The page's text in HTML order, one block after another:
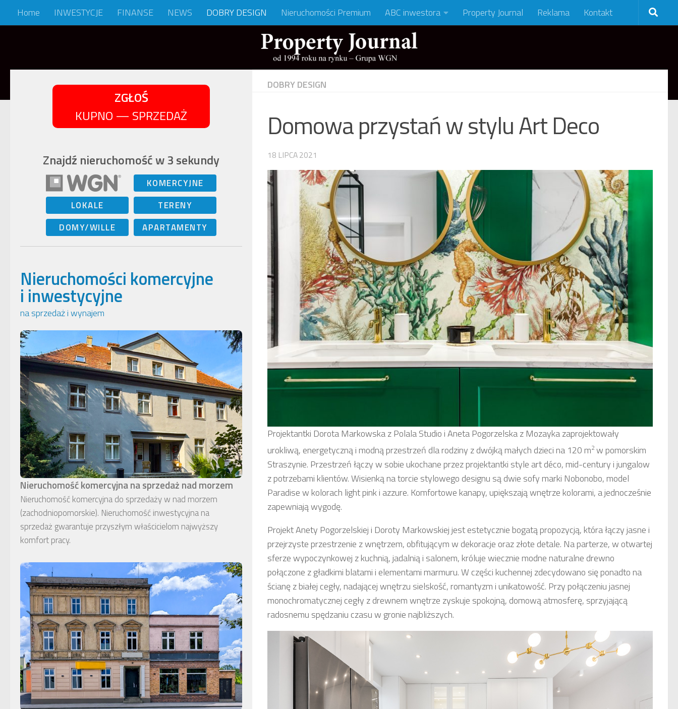
Skip to content
Home INWESTYCJE FINANSE NEWS DOBRY DESIGN Nieruchomości Premium ABC inwestora Property Journal Reklama Kontakt
DOBRY DESIGN
Domowa przystań w stylu Art Deco
18 LIPCA 2021
Projektantki Dorota Markowska z Polala Studio i Aneta Pogorzelska z Mozayka zaprojektowały
urokliwą, energetyczną i modną przestrzeń dla rodziny z dwójką małych dzieci na 120 m2 w pomorskim
Straszynie. Przestrzeń łączy w sobie ukochane przez projektantki style art déco, mid-century i jungalow
z potrzebami klientów. Wisienką na torcie stylowego designu są dwie sofy marki Nobonobo, model
Paradise w kolorach light pink i azzure. Komfortowe kanapy, upiększają wnętrze kolorami, a jednocześnie
zapewniają wygodę.
Projekt Anety Pogorzelskiej i Doroty Markowskiej jest estetycznie bogatą propozycją, która łączy jasne i
przejrzyste przestrzenie z wnętrzem, obfitującym w dekoracje oraz złote detale. Na parterze, w otwartej
sferze wypoczynkowej z kuchnią, jadalnią i salonem, króluje wiecznie modne naturalne drewno
połączone z gładkimi blatami i elementami marmuru. W części kuchennej zdecydowano się ponadto na
ścianę z białej cegły, nadającej wnętrzu sielskość, romantyzm i unikatowość. Przy połączeniu jasnej
monochromatycznej cegły z drewnem wnętrze zyskuje spokojną, domową atmosferę, sprzyjającą
radosnemu spędzaniu czasu w gronie najbliższych.
ZGŁOŚ
KUPNO — SPRZEDAŻ
Znajdź nieruchomość w 3 sekundy
KOMERCYJNE
LOKALE
TERENY
DOMY/WILLE
APARTAMENTY
Nieruchomości komercyjne
i inwestycyjne
na sprzedaż i wynajem
Nieruchomość komercyjna na sprzedaż nad morzem
Nieruchomość komercyjna do sprzedaży w nad morzem
(zachodniopomorskie). Nieruchomość inwestycyjna na
sprzedaż gwarantuje przyszłym właścicielom najwyższy
komfort pracy.